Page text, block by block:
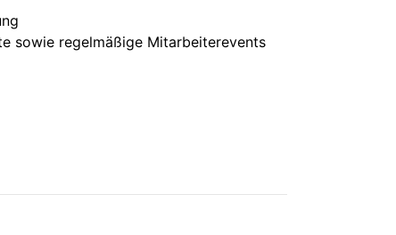
sowie regelmäßige Mitarbeiterevents